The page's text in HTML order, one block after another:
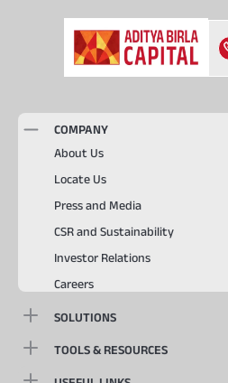
COMPANY
About Us
Locate Us
Press and Media
CSR and Sustainability
Investor Relations
Careers
SOLUTIONS
TOOLS & RESOURCES